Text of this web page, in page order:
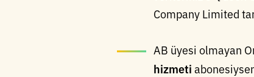
Company Limited
AB üyesi olmayan
hizmeti